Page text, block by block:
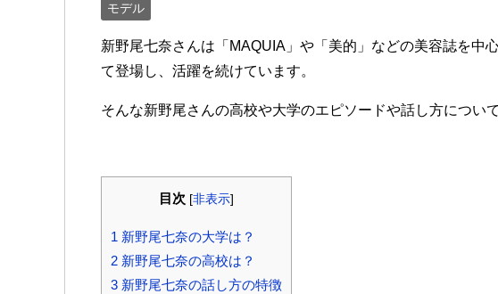
モデル
新野尾七奈さんは「MAQUIA」や「美的」などの美容誌を中
て登場し、活躍を続けています。
そんな新野尾さんの高校や大学のエピソードや話し方につい
目次 [非表示]
1 新野尾七奈の大学は？
2 新野尾七奈の高校は？
3 新野尾七奈の話し方の特徴